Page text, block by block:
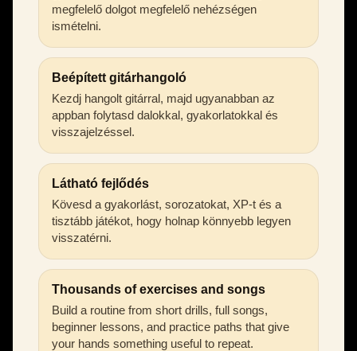
megfelelő dolgot megfelelő nehézségen
ismételni.
Beépített gitárhangoló
Kezdj hangolt gitárral, majd ugyanabban az
appban folytasd dalokkal, gyakorlatokkal és
visszajelzéssel.
Látható fejlődés
Kövesd a gyakorlást, sorozatokat, XP-t és a
tisztább játékot, hogy holnap könnyebb legyen
visszatérni.
Thousands of exercises and songs
Build a routine from short drills, full songs,
beginner lessons, and practice paths that give
your hands something useful to repeat.